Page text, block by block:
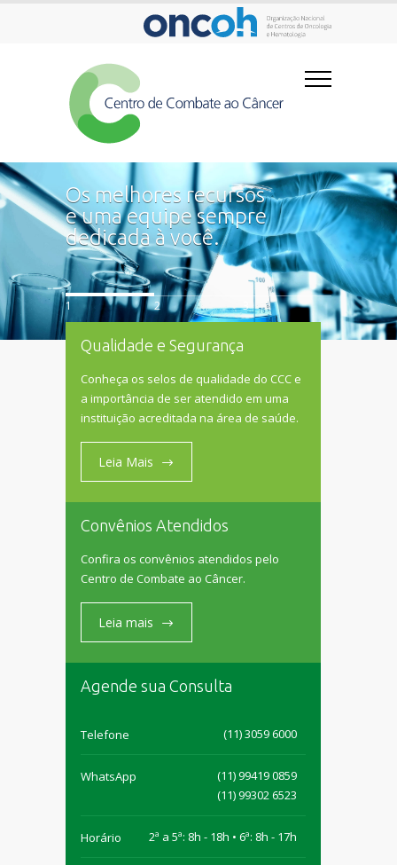
Os melhores recursos
e uma equipe sempre
dedicada à você.
1 2 3
Qualidade e Segurança
Conheça os selos de qualidade do CCC e
a importância de ser atendido em uma
instituição acreditada na área de saúde.
Leia Mais
Convênios Atendidos
Confira os convênios atendidos pelo
Centro de Combate ao Câncer.
Leia mais
Agende sua Consulta
Telefone (11) 3059 6000
WhatsApp
(11) 99419 0859
(11) 99302 6523
Horário 2ª a 5ª: 8h - 18h • 6ª: 8h - 17h